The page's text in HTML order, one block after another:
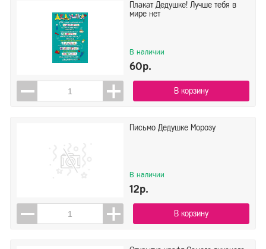
Плакат Дедушке! Лучше тебя в
мире нет
В наличии
60р.
В корзину
Письмо Дедушке Морозу
В наличии
12р.
В корзину